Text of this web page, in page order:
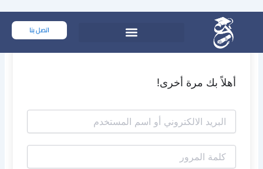
المحتوى
اتصل بنا
أهلاً بك مرة أخرى!